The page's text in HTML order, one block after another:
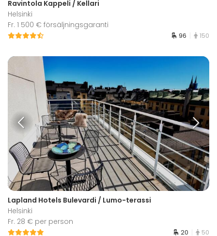
Ravintola Kappeli / Kellari
Helsinki
Fr. 1 500 € försäljningsgaranti
96 150
Lapland Hotels Bulevardi / Lumo-terassi
Helsinki
Fr. 28 € per person
20 50